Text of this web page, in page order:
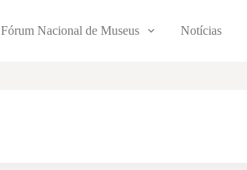
Fórum Nacional de Museus Notícias